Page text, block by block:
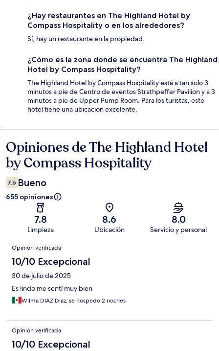
¿Hay restaurantes en The Highland Hotel by
Compass Hospitality o en los alrededores?
Sí, hay un restaurante en la propiedad.
¿Cómo es la zona donde se encuentra The Highland
Hotel by Compass Hospitality?
The Highland Hotel by Compass Hospitality está a tan solo 3
minutos a pie de Centro de eventos Strathpeffer Pavilion y a 3
minutos a pie de Upper Pump Room. Para los turistas, este
hotel tiene una ubicación excelente.
Opiniones
Opiniones de The Highland Hotel
by Compass Hospitality
7.6 Bueno
655 opiniones
7.8
Limpieza
8.6
Ubicación
8.0
Servicio y personal
Opiniones
Opinión verificada
10/10 Excepcional
30 de julio de 2025
Es lindo me sentí muy bien
Wilma DIAZ Diaz, se hospedó 2 noches
Opinión verificada
10/10 Excepcional